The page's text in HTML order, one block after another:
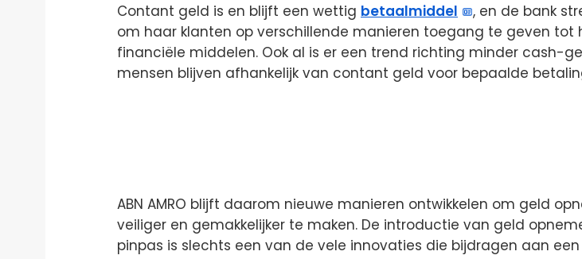
Contant geld is en blijft een wettig betaalmiddel
, en de bank
om haar klanten op verschillende manieren toegang te geven tot
financiële middelen. Ook al is er een trend richting minder cash-
mensen blijven afhankelijk van contant geld voor bepaalde
ABN AMRO blijft daarom nieuwe manieren ontwikkelen om geld
veiliger en gemakkelijker te maken. De introductie van geld
pinpas is slechts een van de vele innovaties die bijdragen aan een